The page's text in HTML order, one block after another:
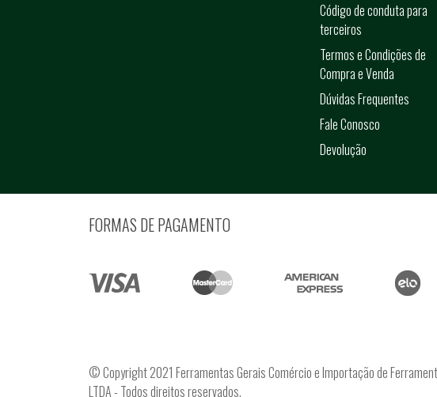
Código de conduta para
terceiros
Termos e Condições de
Compra e Venda
Dúvidas Frequentes
Fale Conosco
Devolução
FORMAS DE PAGAMENTO
© Copyright 2021 Ferramentas Gerais Comércio e Importação de
LTDA - Todos direitos reservados.